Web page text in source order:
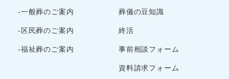
2022年5月
2022年4月
2022年3月
-一般葬のご案内
-区民葬のご案内
-福祉葬のご案内
葬儀の豆知識
終活
事前相談フォーム
資料請求フォーム